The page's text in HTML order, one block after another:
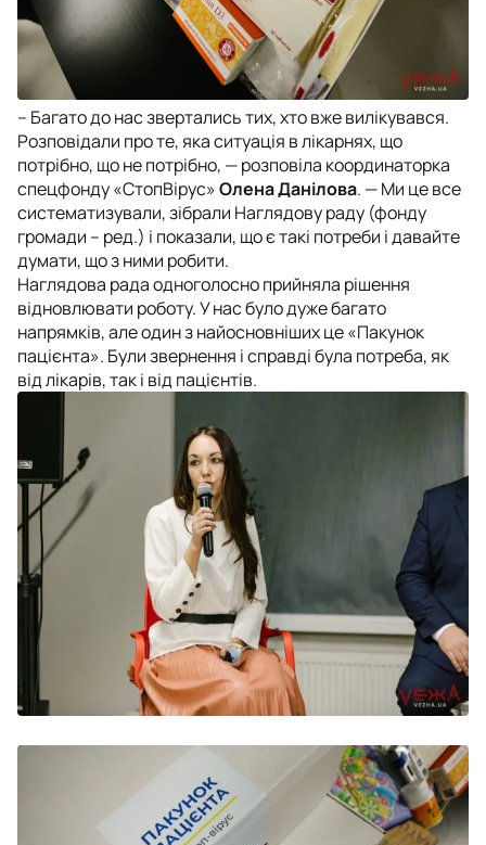
– Багато до нас звертались тих, хто вже вилікувався.
Розповідали про те, яка ситуація в лікарнях, що
потрібно, що не потрібно, — розповіла координаторка
спецфонду «СтопВірус»Олена Данілова. —Ми це все
систематизували, зібрали Наглядову раду (фонду
громади – ред.) і показали, що є такі потреби і давайте
думати, що з ними робити.
Наглядова рада одноголосно прийняла рішення
відновлювати роботу. У нас було дуже багато
напрямків, але один з найосновніших це «Пакунок
пацієнта». Були звернення і справді була потреба, як
від лікарів, так і від пацієнтів.